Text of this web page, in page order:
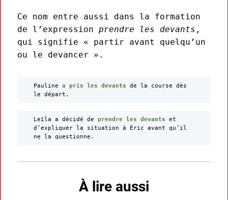
Ce nom entre aussi dans la formation
de l’expression prendre les devants ,
qui signifie « partir avant quelqu’un
ou le devancer ».
Pauline a pris les devants de la course dès
le départ.
Leïla a décidé de prendre les devants et
d’expliquer la situation à Éric avant qu’il
ne la questionne.
À lire aussi